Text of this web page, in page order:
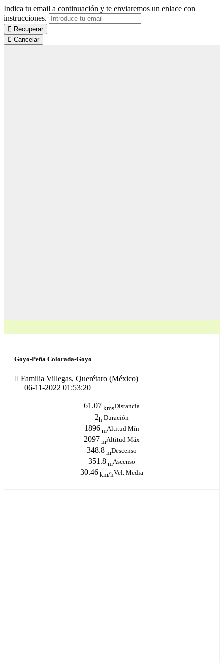
Indica tu email a continuación y te enviaremos un enlace con
instrucciones.
Recuperar
Cancelar
Goyo-Peña Colorada-Goyo
Familia Villegas, Querétaro (México)
06-11-2022 01:53:20
61.07 kmsDistancia
2h Duración
1896 mAltitud Mín
2097 mAltitud Máx
348.8 mDescenso
351.8 mAscenso
30.46 km/hVel. Media